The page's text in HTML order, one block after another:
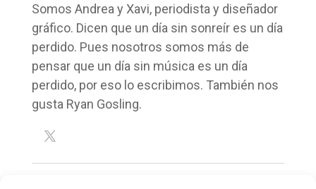
Somos Andrea y Xavi, periodista y diseñador
gráfico. Dicen que un día sin sonreír es un día
perdido. Pues nosotros somos más de
pensar que un día sin música es un día
perdido, por eso lo escribimos. También nos
gusta Ryan Gosling.